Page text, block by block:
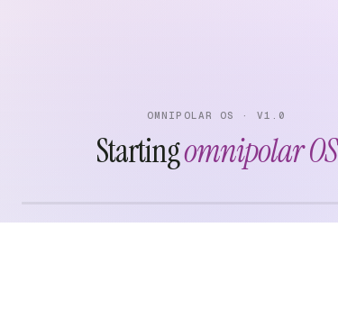
OMNIPOLAR OS · V1.0
Startingomnipolar OS